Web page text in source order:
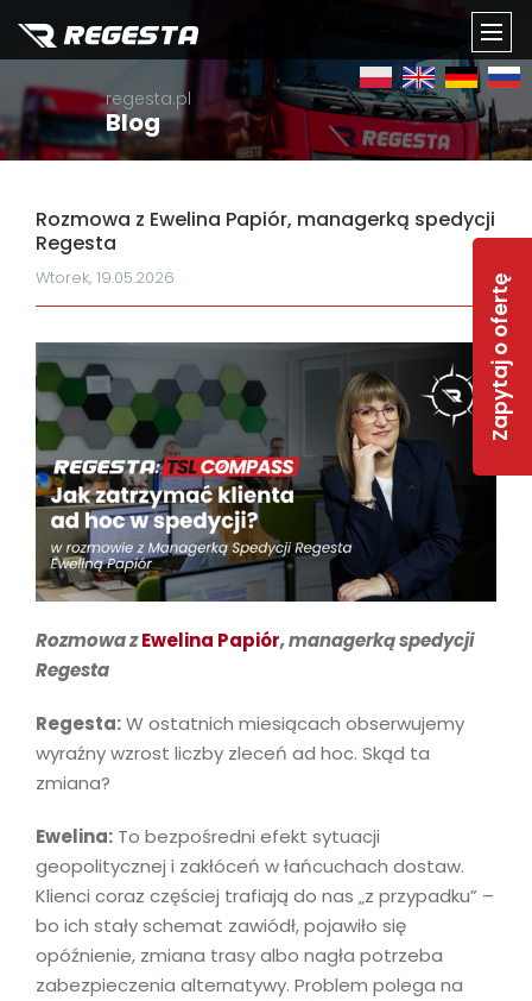
Zapytaj o ofertę
regesta.pl
Blog
Rozmowa z Ewelina Papiór, managerką spedycji
Regesta
Wtorek, 19.05.2026
Rozmowa zEwelina Papiór, managerką spedycji
Regesta
Regesta:W ostatnich miesiącach obserwujemy
wyraźny wzrost liczby zleceń ad hoc. Skąd ta
zmiana?
Ewelina: To bezpośredni efekt sytuacji
geopolitycznej i zakłóceń w łańcuchach dostaw.
Klienci coraz częściej trafiają do nas „z przypadku” –
bo ich stały schemat zawiódł, pojawiło się
opóźnienie, zmiana trasy albo nagła potrzeba
zabezpieczenia alternatywy. Problem polega na